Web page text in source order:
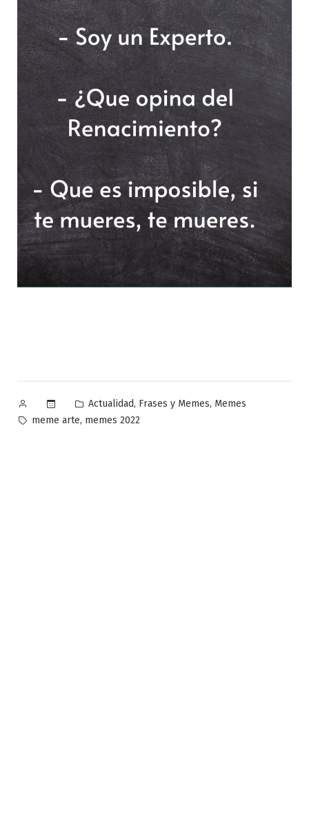
Publicado
por
Publicado
en
Actualidad, Frases y Memes, Memes
Etiquetas:
meme arte, memes 2022